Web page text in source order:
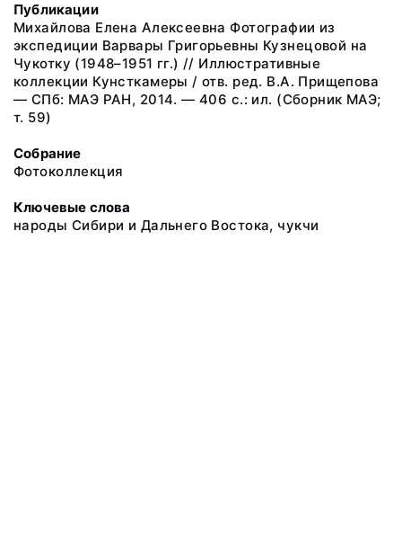
Публикации
Михайлова Елена Алексеевна Фотографии из
экспедиции Варвары Григорьевны Кузнецовой на
Чукотку (1948–1951 гг.) // Иллюстративные
коллекции Кунсткамеры / отв. ред. В.А. Прищепова
— СПб: МАЭ РАН, 2014. — 406 с.: ил. (Сборник МАЭ;
т. 59)
Собрание
Фотоколлекция
Ключевые слова
народы Сибири и Дальнего Востока, чукчи